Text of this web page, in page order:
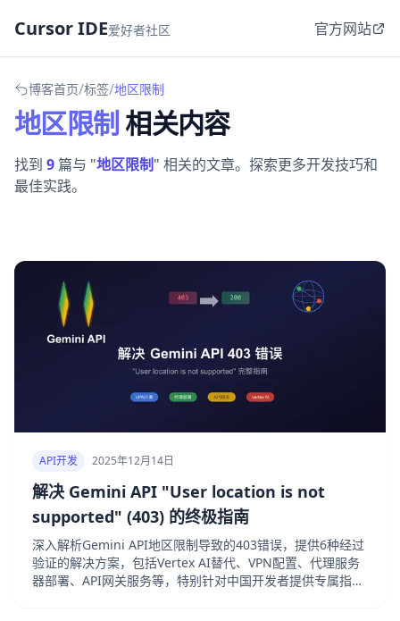
Cursor IDE爱好者社区 官方网站
博客首页/标签/地区限制
地区限制 相关内容
找到 9篇与 "地区限制" 相关的文章。探索更多开发技巧和
最佳实践。
API开发 2025年12月14日
解决 Gemini API "User location is not
supported" (403) 的终极指南
深入解析Gemini API地区限制导致的403错误，提供6种经过
验证的解决方案，包括Vertex AI替代、VPN配置、代理服务
器部署、API网关服务等，特别针对中国开发者提供专属指